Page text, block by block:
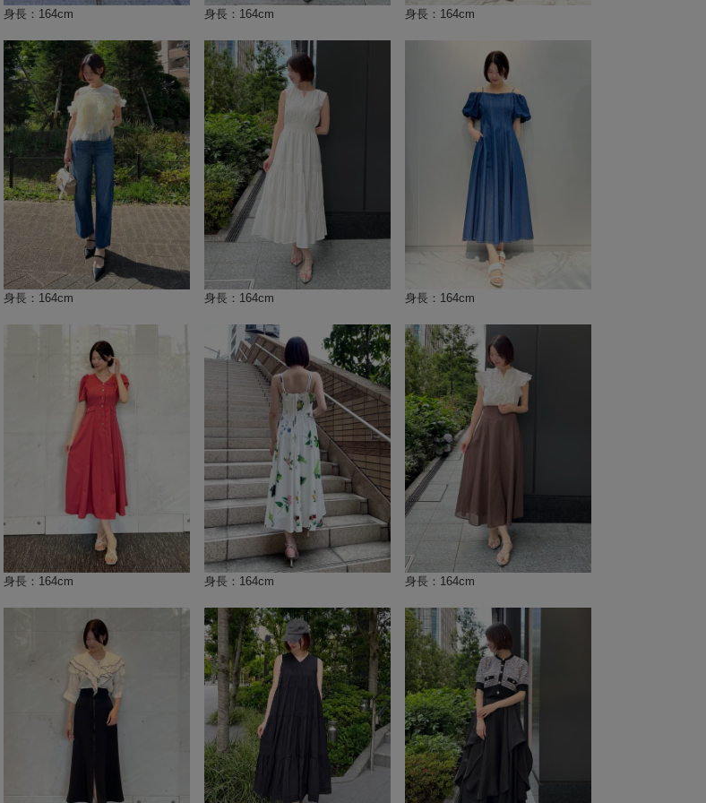
身長：164cm 身長：164cm 身長：164cm
身長：164cm 身長：164cm 身長：164cm
身長：164cm 身長：164cm 身長：164cm